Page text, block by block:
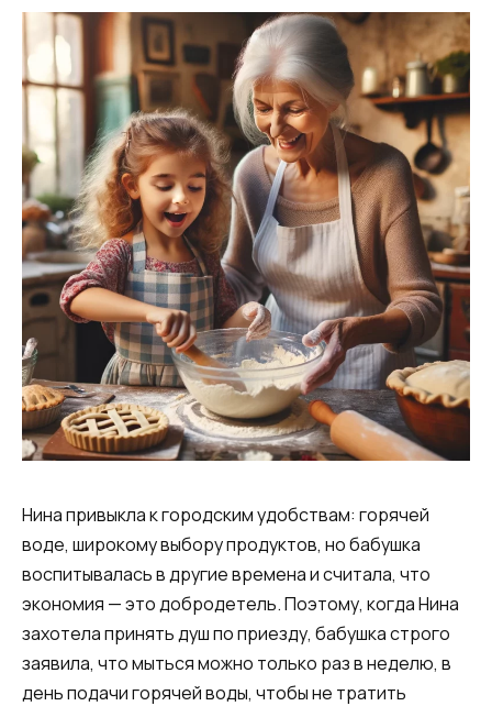
Нина привыкла к городским удобствам: горячей
воде, широкому выбору продуктов, но бабушка
воспитывалась в другие времена и считала, что
экономия — это добродетель. Поэтому, когда Нина
захотела принять душ по приезду, бабушка строго
заявила, что мыться можно только раз в неделю, в
день подачи горячей воды, чтобы не тратить